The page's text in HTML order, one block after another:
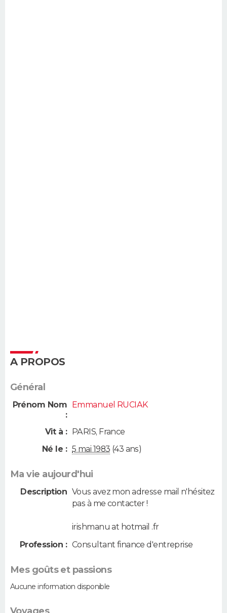
A PROPOS
Général
Prénom Nom
:
Emmanuel RUCIAK
Vit à : PARIS, France
Né le : 5 mai 1983 (43 ans)
Ma vie aujourd'hui
Description Vous avez mon adresse mail n'hésitez
pas à me contacter !
irishmanu at hotmail .fr
Profession : Consultant finance d'entreprise
Mes goûts et passions
Aucune information disponible